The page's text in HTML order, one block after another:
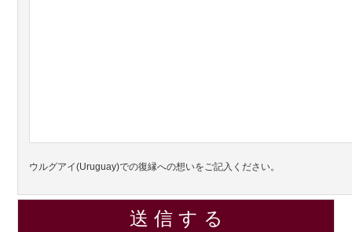
ウルグアイ(Uruguay)での復縁への想いをご記入ください。